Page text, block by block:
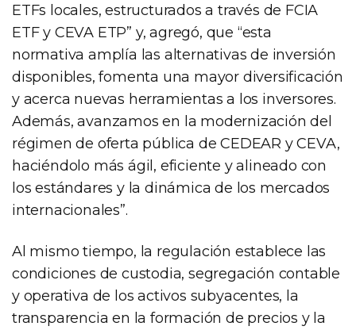
ETFs locales, estructurados a través de FCIA
ETF y CEVA ETP” y, agregó, que “esta
normativa amplía las alternativas de inversión
disponibles, fomenta una mayor diversificación
y acerca nuevas herramientas a los inversores.
Además, avanzamos en la modernización del
régimen de oferta pública de CEDEAR y CEVA,
haciéndolo más ágil, eficiente y alineado con
los estándares y la dinámica de los mercados
internacionales”.
Al mismo tiempo, la regulación establece las
condiciones de custodia, segregación contable
y operativa de los activos subyacentes, la
transparencia en la formación de precios y la